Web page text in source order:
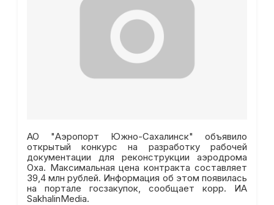
АО "Аэропорт Южно-Сахалинск" объявило
открытый конкурс на разработку рабочей
документации для реконструкции аэродрома
Оха. Максимальная цена контракта составляет
39,4 млн рублей. Информация об этом появилась
на портале госзакупок, сообщает корр. ИА
SakhalinMedia.